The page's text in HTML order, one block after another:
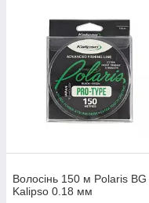
Волосінь 150 м Polaris BG
Kalipso 0.18 мм